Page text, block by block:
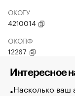
ОКОГУ
4210014
ОКОПФ
12267
Интересное
Насколько ваш